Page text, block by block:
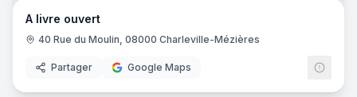
A livre ouvert
40 Rue du Moulin, 08000 Charleville-Mézières
Partager Google Maps